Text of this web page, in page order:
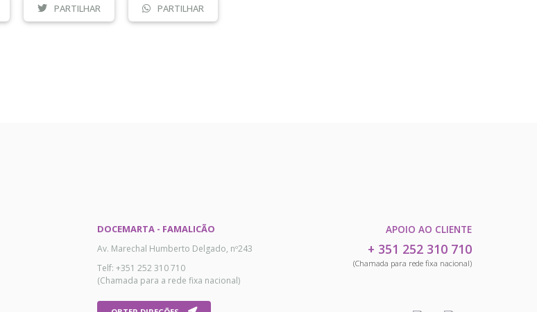
PARTILHAR PARTILHAR
DOCEMARTA - FAMALICÃO
Av. Marechal Humberto Delgado, nº243
Telf: +351 252 310 710
(Chamada para a rede fixa nacional)
APOIO AO CLIENTE
+ 351 252 310 710
(Chamada para rede fixa nacional)